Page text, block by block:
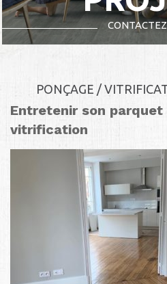
PONÇAGE /
Entretenir son parquet
vitrification